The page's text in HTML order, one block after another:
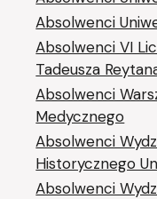
Absolwenci
Absolwenci VI
Tadeusza
Absolwenci
Medycznego
Absolwenci
Historycznego
Absolwenci